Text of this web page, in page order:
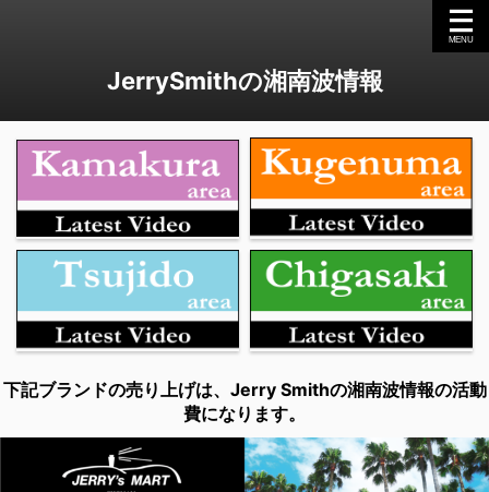
JerrySmithの湘南波情報
下記ブランドの売り上げは、Jerry Smithの湘南波情報の活動
費になります。